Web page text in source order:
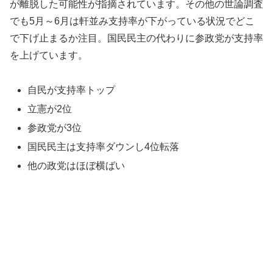
が離脱した可能性が指摘されています。その他の世論調査
でも5月～6月は軒並み支持率が下がっている状況でどこ
で下げ止まるか注目。国民民主の代わりに参政党が支持率
を上げています。
自民が支持率トップ
立憲が2位
参政党が3位
国民民主は支持率ダウンし4位転落
他の政党はほぼ横ばい